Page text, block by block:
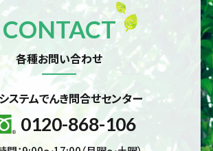
CONTACT
各種お問い合わせ
ステムでんき問合せセンター
0120-868-106